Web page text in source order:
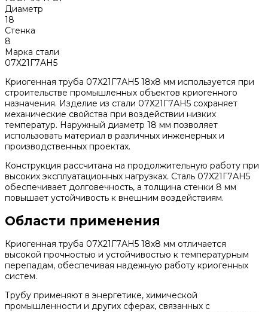
Диаметр
18
Стенка
8
Марка стали
07Х21Г7АН5
Криогенная труба 07Х21Г7АН5 18х8 мм используется при
строительстве промышленных объектов криогенного
назначения. Изделие из стали 07Х21Г7АН5 сохраняет
механические свойства при воздействии низких
температур. Наружный диаметр 18 мм позволяет
использовать материал в различных инженерных и
производственных проектах.
Конструкция рассчитана на продолжительную работу при
высоких эксплуатационных нагрузках. Сталь 07Х21Г7АН5
обеспечивает долговечность, а толщина стенки 8 мм
повышает устойчивость к внешним воздействиям.
Области применения
Криогенная труба 07Х21Г7АН5 18х8 мм отличается
высокой прочностью и устойчивостью к температурным
перепадам, обеспечивая надежную работу криогенных
систем.
Трубу применяют в энергетике, химической
промышленности и других сферах, связанных с